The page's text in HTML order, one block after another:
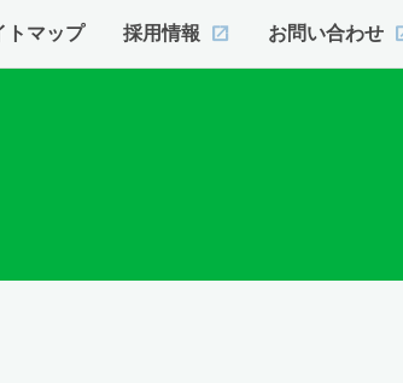
トマップ 採用情報 お問い合わせ